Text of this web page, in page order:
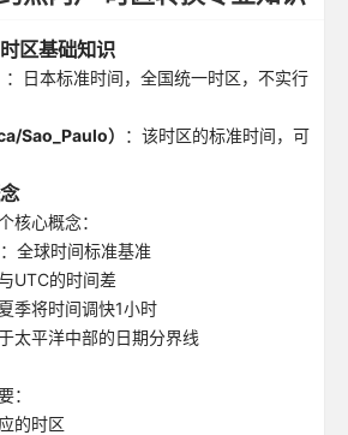
区基础知识
：日本标准时间，全国统一时区，不实行
Sao_Paulo）
：该时区的标准时间，可
核心概念：
：全球时间标准基准
UTC的时间差
季将时间调快1小时
太平洋中部的日期分界线
：
的时区